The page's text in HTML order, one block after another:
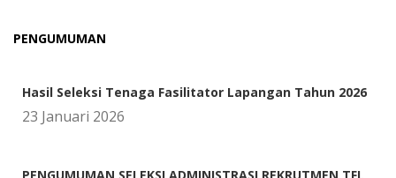
PENGUMUMAN
Hasil Seleksi Tenaga Fasilitator Lapangan Tahun 2026
23 Januari 2026
PENGUMUMAN SELEKSI ADMINISTRASI REKRUTMEN TFL